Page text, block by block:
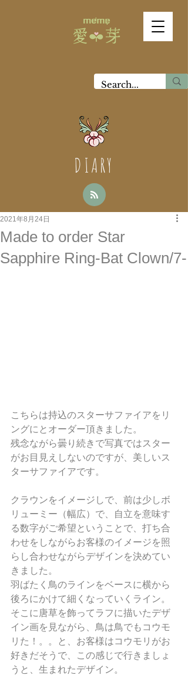
DIARY
Made to order Star
Sapphire Ring-Bat Clown/7-
2021年8月24日
こちらは持込のスターサファイアをリ
ングにとオーダー頂きました。
残念ながら曇り続きで写真ではスター
がお目見えしないのですが、美しいス
ターサファイアです。
クラウンをイメージしで、前は少しボ
リューミー（幅広）で、自立を意味す
る数字がご希望ということで、打ち合
わせをしながらお客様のイメージを照
らし合わせながらデザインを決めてい
きました。
羽ばたく鳥のラインをベースに横から
後ろにかけて細くなっていくライン。
そこに唐草を飾ってラフに描いたデザ
イン画を見ながら、鳥は鳥でもコウモ
リた！。。と、お客様はコウモリがお
好きだそうで、この感じで行きましょ
うと、生まれたデザイン。